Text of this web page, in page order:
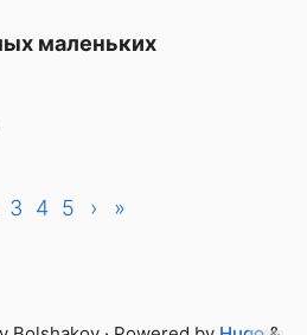
маленьких
3 4 5 › »